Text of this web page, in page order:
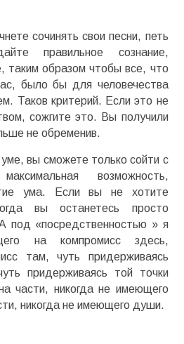
сочинять свои песни, петь
правильное сознание,
таким образом чтобы все, что
было бы для человечества
Таков критерий. Если это не
сожгите это. Вы получили
не обременив.
вы сможете только сойти с
возможность,
ума. Если вы не хотите
вы останетесь просто
под «посредственностью » я
на компромисс здесь,
там, чуть придерживаясь
придерживаясь той точки
части, никогда не имеющего
никогда не имеющего души.